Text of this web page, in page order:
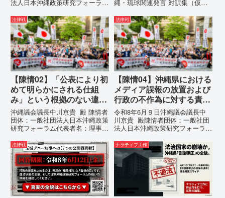
法人日本沖縄政策研究フォーラム
所：沖縄県那覇市電 話：080-違
法な沖縄県の条例運用が改善され
るまで運用停止を求める陳情陳情
の趣旨沖縄県は、「沖縄県...
縄・琉球関連発言 対訳集（仮
（EMRIP）の各会合において行
われた、沖縄・琉球の先住民族指
定、PFAS（有機フッ素化合物）
問題、米軍基地、伝統文化（...
法律戦
【陳情02】「公表により初
めて明らかにされる仕組
み」という根拠のない違法
運用の指摘と条例運用の停
止を求める陳情書
沖縄議会議長中川京貴 殿 陳情者
団体：一般社団法人日本沖縄政策
研究フォーラム代表者名：理事
市電 話：080- 「公表により初
めて明らかにされる仕組み」とい
う根拠のない違法運用の指摘と条
例運用の停止を求める陳情...
法律戦
【陳情04】沖縄県における
メディア誤報の放置および
行政の不作為に対する責任
追及と再発防止策を求める
陳情
令和8年6月９日沖縄議会議長中
川京貴 殿陳情者団体：一般社団
法人日本沖縄政策研究フォーラム
所：沖縄県那覇市電 話：080-
【陳情03】沖縄県におけるメデ
ィア誤報の放置および行政の不作
為に対する責任追及と再発防...
法律戦 ナラティブ工作